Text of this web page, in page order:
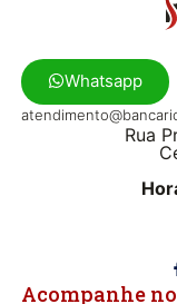
Acompanhe
Whatsapp
Rua